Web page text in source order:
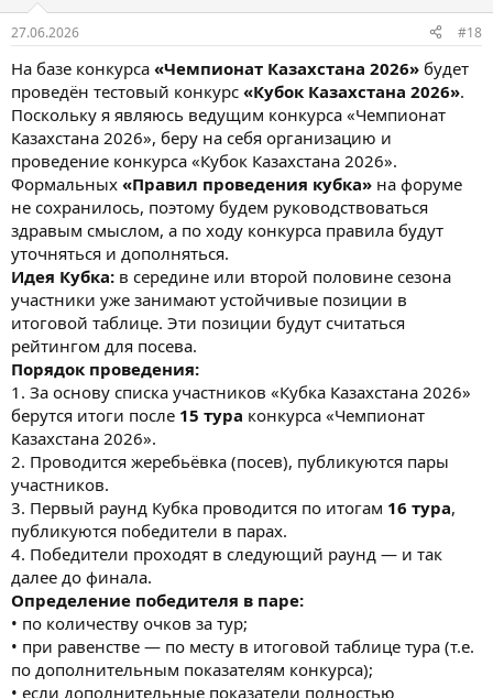
27.06.2026 #18
На базе конкурса «Чемпионат Казахстана 2026» будет
проведён тестовый конкурс «Кубок Казахстана 2026».
Поскольку я являюсь ведущим конкурса «Чемпионат
Казахстана 2026», беру на себя организацию и
проведение конкурса «Кубок Казахстана 2026».
Формальных «Правил проведения кубка» на форуме
не сохранилось, поэтому будем руководствоваться
здравым смыслом, а по ходу конкурса правила будут
уточняться и дополняться.
Идея Кубка: в середине или второй половине сезона
участники уже занимают устойчивые позиции в
итоговой таблице. Эти позиции будут считаться
рейтингом для посева.
Порядок проведения:
1. За основу списка участников «Кубка Казахстана 2026»
берутся итоги после 15 тура конкурса «Чемпионат
Казахстана 2026».
2. Проводится жеребьёвка (посев), публикуются пары
участников.
3. Первый раунд Кубка проводится по итогам 16 тура,
публикуются победители в парах.
4. Победители проходят в следующий раунд — и так
далее до финала.
Определение победителя в паре:
• по количеству очков за тур;
• при равенстве — по месту в итоговой таблице тура (т.е.
по дополнительным показателям конкурса);
• если дополнительные показатели полностью